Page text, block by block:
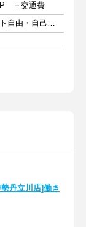
＋交通費
週3日以上 1日3時間以上 シフト自由・自己申告
丹立川店]働き